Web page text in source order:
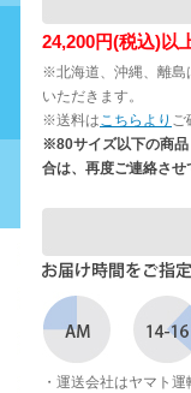
24,200円(税込)以
※北海道、沖縄、離島
いただきます。
※送料はこちらより ご
※80サイズ以下の商品
合は、再度ご連絡させ
・運送会社はヤマト